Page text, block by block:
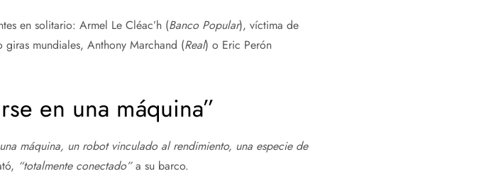
en solitario: Armel Le Cléac’h (Banco Popular), víctima de
giras mundiales, Anthony Marchand (Real) o Eric Perón
en una máquina”
máquina, un robot vinculado al rendimiento, una especie de
“totalmente conectado”a su barco.